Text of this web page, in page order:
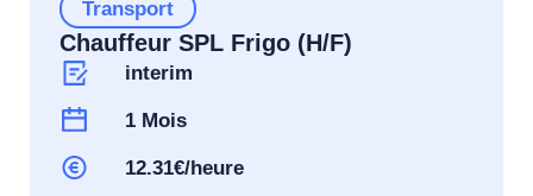
Transport
Chauffeur SPL Frigo (H/F)
interim
1 Mois
12.31€/heure